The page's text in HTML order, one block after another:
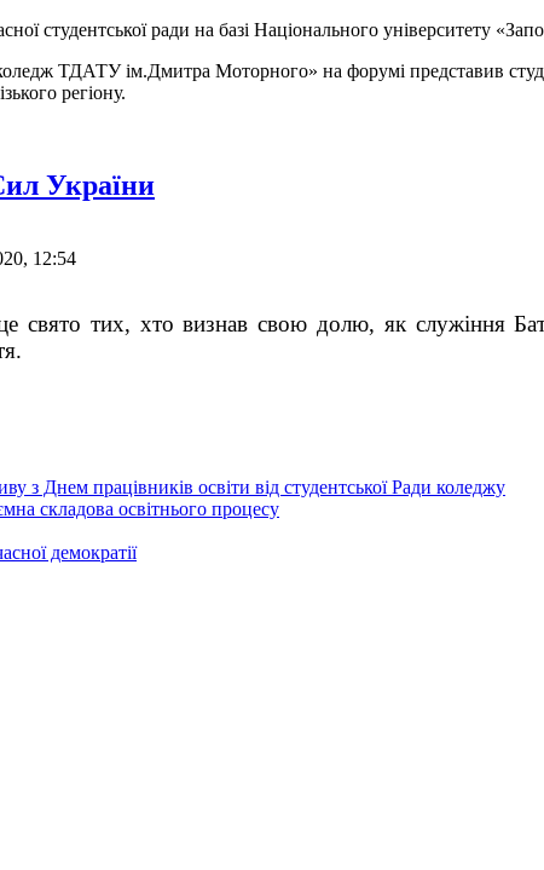
студентської ради на базі Національного університету
ТДАТУ ім.Дмитра Моторного» на форумі представив
регіону.
України
12:54
тих, хто визнав свою долю, як служіння
з Днем працівників освіти від студентської Ради коледжу
складова освітнього процесу
демократії